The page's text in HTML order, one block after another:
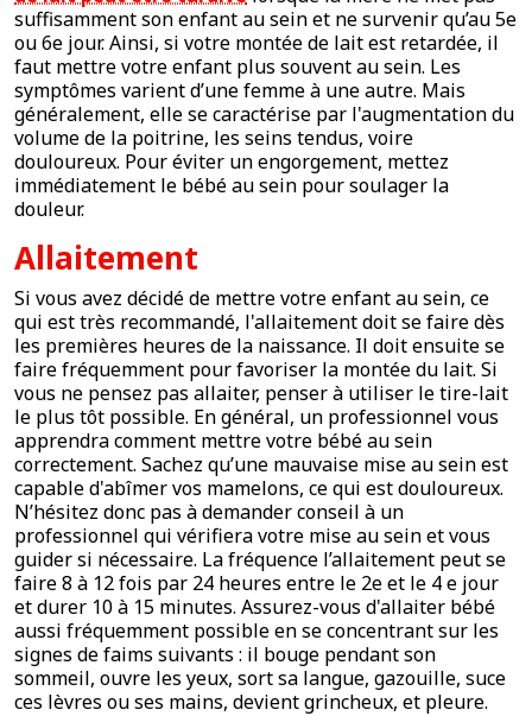
suffisamment son enfant au sein et ne survenir qu’au 5e
ou 6e jour. Ainsi, si votre montée de lait est retardée, il
faut mettre votre enfant plus souvent au sein. Les
symptômes varient d’une femme à une autre. Mais
généralement, elle se caractérise par l'augmentation du
volume de la poitrine, les seins tendus, voire
douloureux. Pour éviter un engorgement, mettez
immédiatement le bébé au sein pour soulager la
douleur.
Allaitement
Si vous avez décidé de mettre votre enfant au sein, ce
qui est très recommandé, l'allaitement doit se faire dès
les premières heures de la naissance. Il doit ensuite se
faire fréquemment pour favoriser la montée du lait. Si
vous ne pensez pas allaiter, penser à utiliser le tire-lait
le plus tôt possible. En général, un professionnel vous
apprendra comment mettre votre bébé au sein
correctement. Sachez qu’une mauvaise mise au sein est
capable d'abîmer vos mamelons, ce qui est douloureux.
N’hésitez donc pas à demander conseil à un
professionnel qui vérifiera votre mise au sein et vous
guider si nécessaire. La fréquence l’allaitement peut se
faire 8 à 12 fois par 24 heures entre le 2e et le 4 e jour
et durer 10 à 15 minutes. Assurez-vous d'allaiter bébé
aussi fréquemment possible en se concentrant sur les
signes de faims suivants : il bouge pendant son
sommeil, ouvre les yeux, sort sa langue, gazouille, suce
ces lèvres ou ses mains, devient grincheux, et pleure.